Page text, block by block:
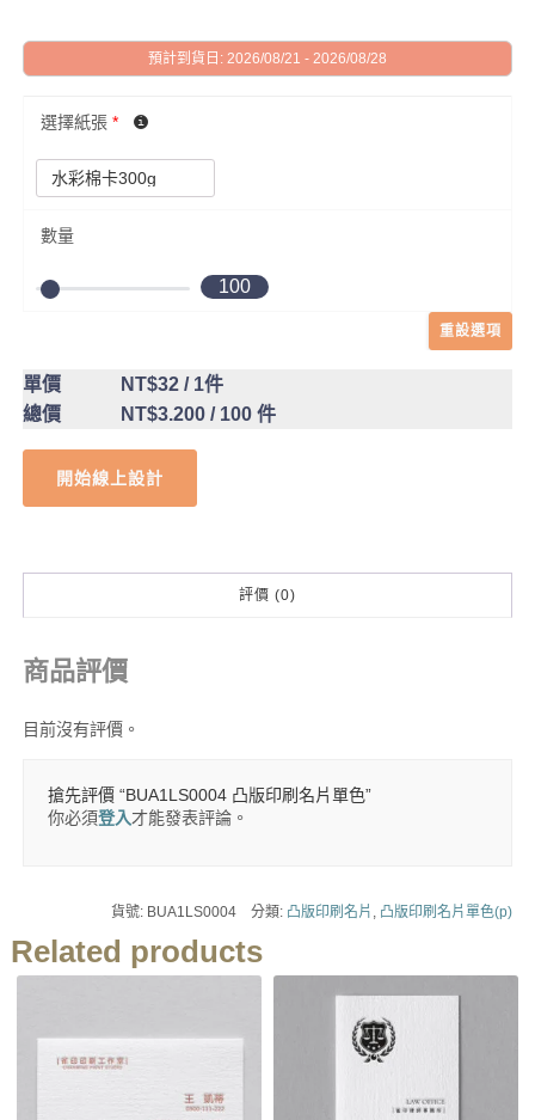
預計到貨日: 2026/08/21 - 2026/08/28
選擇紙張 *
數量
100
重設選項
單價 NT$32/ 1件
總價
NT$3.200/ 100 件
開始線上設計
評價 (0)
商品評價
目前沒有評價。
搶先評價 “BUA1LS0004 凸版印刷名片單色”
你必須登入才能發表評論。
貨號: BUA1LS0004 分類: 凸版印刷名片 凸版印刷名片單色(p)
Related products